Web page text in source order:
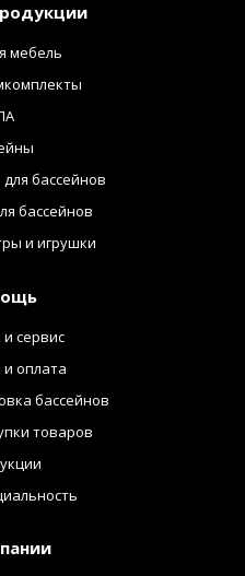
мебель
бассейнов
бассейнов
и игрушки
сервис
и оплата
бассейнов
товаров